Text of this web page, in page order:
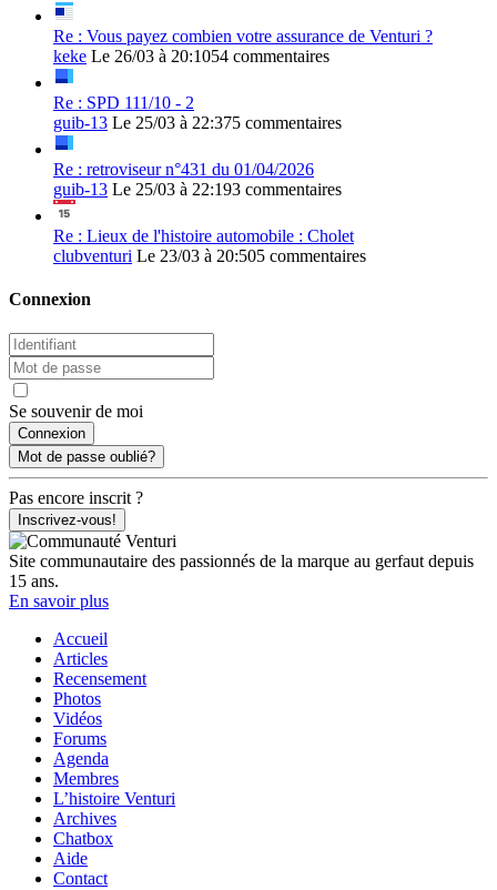
Re : Vous payez combien votre assurance de Venturi ?
keke Le 26/03 à 20:1054 commentaires
Re : SPD 111/10 - 2
guib-13 Le 25/03 à 22:375 commentaires
Re : retroviseur n°431 du 01/04/2026
guib-13 Le 25/03 à 22:193 commentaires
Re : Lieux de l'histoire automobile : Cholet
clubventuri Le 23/03 à 20:505 commentaires
Connexion
Se souvenir de moi
Mot de passe oublié?
Pas encore inscrit ?
Inscrivez-vous!
Site communautaire des passionnés de la marque au gerfaut depuis
15 ans.
En savoir plus
Accueil
Articles
Recensement
Photos
Vidéos
Forums
Agenda
Membres
L’histoire Venturi
Archives
Chatbox
Aide
Contact